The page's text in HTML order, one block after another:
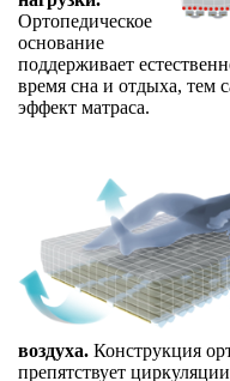
Ортопедическое
основание
поддерживает
время сна и отдыха, тем
эффект матраса.
воздуха. Конструкция
препятствует